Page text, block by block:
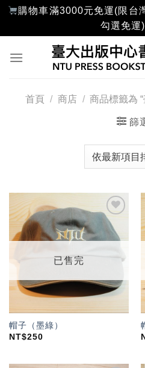
購物車滿3000元免運(限台
勾選免運)
首頁 / 商店 / 商品標籤為
篩
加入
「願
望輕
已售完
帽子（墨綠）
NT$250